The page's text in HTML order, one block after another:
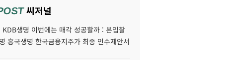
씨저널
생명 이번에는 매각 성공할까 : 본입찰
흥국생명 한국금융지주가 최종 인수제안서